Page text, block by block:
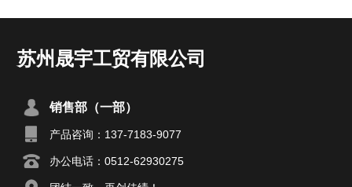
苏州晟宇工贸有限公司
销售部（一部）
产品咨询：137-7183-9077
办公电话：0512-62930275